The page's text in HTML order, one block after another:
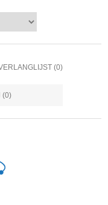
(0)
(0)